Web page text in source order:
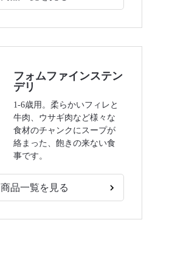
フォムファインステン
デリ
1-6歳用。柔らかいフィレと
牛肉、ウサギ肉など様々な
食材のチャンクにスープが
絡まった、飽きの来ない食
事です。
商品一覧を見る